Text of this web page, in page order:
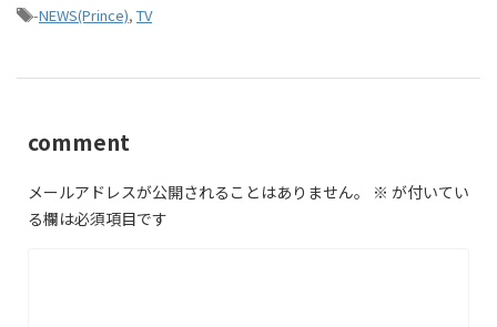
-NEWS(Prince), TV
comment
メールアドレスが公開されることはありません。 ※ が付いてい
る欄は必須項目です